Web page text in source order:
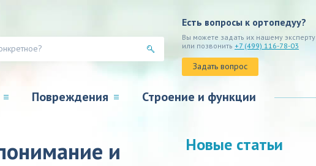
Есть вопросы к ортопедуу?
Вы можете задать их нашему эксперту
или позвонить +7 (499) 116-78-03
Задать вопрос
Повреждения Строение и функции
и
Новые статьи